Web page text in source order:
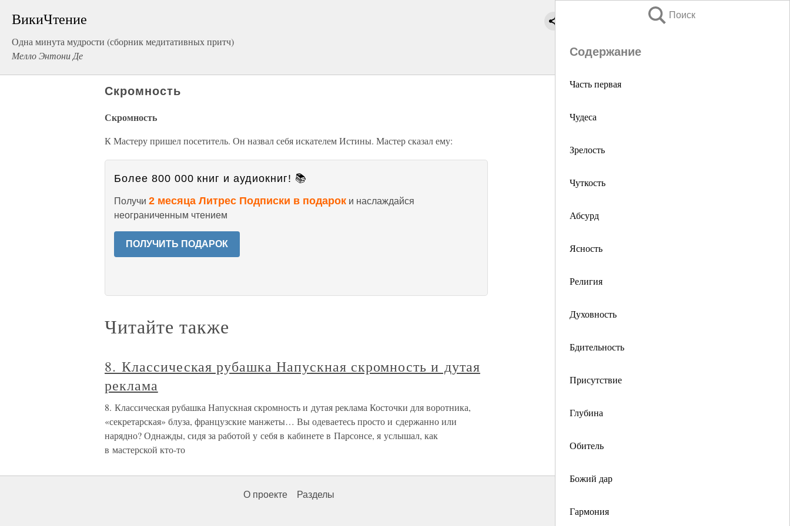
ВикиЧтение
Одна минута мудрости (сборник медитативных притч)
Мелло Энтони Де
Поиск
Содержание
Часть первая
Чудеса
Зрелость
Чуткость
Абсурд
Ясность
Религия
Духовность
Бдительность
Присутствие
Глубина
Обитель
Божий дар
Гармония
Скромность
Скромность
К Мастеру пришел посетитель. Он назвал себя искателем Истины. Мастер сказал ему:
Более 800 000 книг и аудиокниг! 📚
Получи 2 месяца Литрес Подписки в подарок и наслаждайся
неограниченным чтением
ПОЛУЧИТЬ ПОДАРОК
Читайте также
8. Классическая рубашка Напускная скромность и дутая
реклама
8. Классическая рубашка Напускная скромность и дутая реклама Косточки для воротника,
«секретарская» блуза, французские манжеты… Вы одеваетесь просто и сдержанно или
нарядно? Однажды, сидя за работой у себя в кабинете в Парсонсе, я услышал, как
в мастерской кто-то
О проекте Разделы